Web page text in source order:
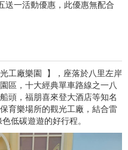
送一活動優惠，此優惠無配合
工廠樂園 】，座落於八里左岸
區，十大經典單車路線之一八
頭，福朋喜來登大酒店等知名
育樂場所的觀光工廠，結合雷
低碳遊遊的好行程。